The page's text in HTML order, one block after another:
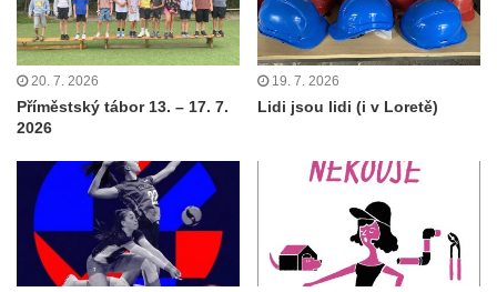
20. 7. 2026
Příměstský tábor 13. – 17. 7.
2026
19. 7. 2026
Lidi jsou lidi (i v Loretě)